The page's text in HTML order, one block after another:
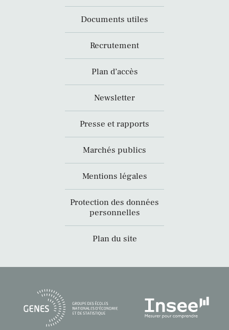
Documents utiles
Recrutement
Plan d’accès
Newsletter
Presse et rapports
Marchés publics
Mentions légales
Protection des données
personnelles
Plan du site